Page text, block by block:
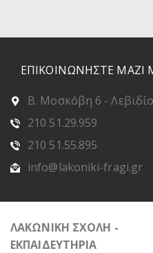
ΕΠΙΚΟΙΝΩΝΗΣΤΕ ΜΑΖΙ
Β. Μοσκόβη 6 -
210 51.29.959
210 51.55.895
info@lakoniki-fragi.gr
ΛΑΚΩΝΙΚΗ ΣΧΟΛΗ -
ΕΚΠΑΙΔΕΥΤΗΡΙΑ